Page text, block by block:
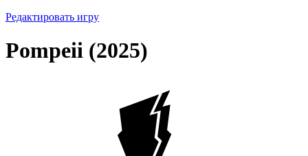
Редактировать игру
Pompeii (2025)